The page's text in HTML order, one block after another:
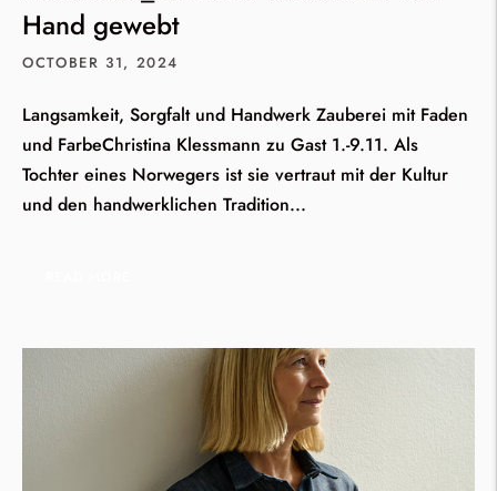
Hand gewebt
OCTOBER 31, 2024
Langsamkeit, Sorgfalt und Handwerk Zauberei mit Faden
und FarbeChristina Klessmann zu Gast 1.-9.11. Als
Tochter eines Norwegers ist sie vertraut mit der Kultur
und den handwerklichen Tradition...